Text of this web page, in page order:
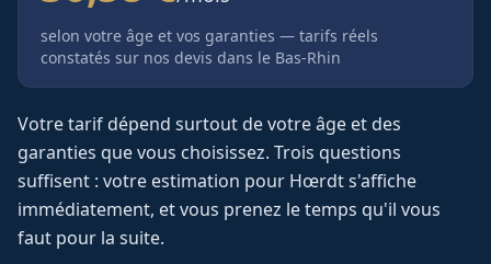
selon votre âge et vos garanties — tarifs réels
constatés sur nos devis dans le Bas-Rhin
Votre tarif dépend surtout de votre âge et des
garanties que vous choisissez. Trois questions
suffisent : votre estimation pour Hœrdts'affiche
immédiatement, et vous prenez le temps qu'il vous
faut pour la suite.